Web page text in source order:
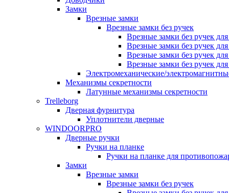
Замки
Врезные замки
Врезные замки без ручек
Врезные замки без ручек
Врезные замки без ручек
Врезные замки без ручек
Врезные замки без ручек
Электромеханические/
Механизмы секретности
Латунные механизмы секретности
Trelleborg
Дверная фурнитура
Уплотнители дверные
WINDOORPRO
Дверные ручки
Ручки на планке
Ручки на планке для
Замки
Врезные замки
Врезные замки без ручек